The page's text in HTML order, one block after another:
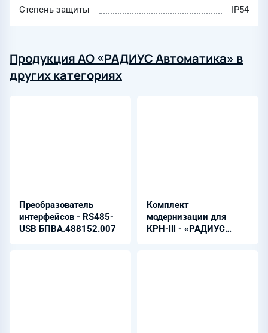
Степень защиты IP54
Продукция АО «РАДИУС Автоматика» в
других категориях
Преобразователь
интерфейсов - RS485-
USB БПВА.488152.007
Комплект
модернизации для
КРН-lll - «РАДИУС